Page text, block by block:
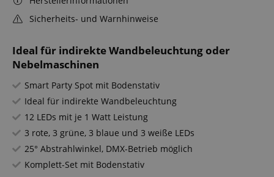
Ideal für indirekte Wandbeleuchtung oder
Nebelmaschinen
Smart Party Spot mit Bodenstativ
Ideal für indirekte Wandbeleuchtung
12 LEDs mit je 1 Watt Leistung
3 rote, 3 grüne, 3 blaue und 3 weiße LEDs
25° Abstrahlwinkel, DMX-Betrieb möglich
Komplett-Set mit Bodenstativ
Sicherheits- und Warnhinweise